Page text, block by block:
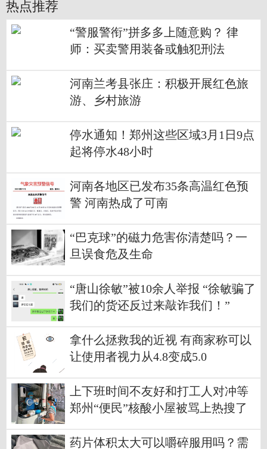
热点推荐
“警服警衔”拼多多上随意购？ 律
师：买卖警用装备或触犯刑法
河南兰考县张庄：积极开展红色旅
游、乡村旅游
停水通知！郑州这些区域3月1日9点
起将停水48小时
河南各地区已发布35条高温红色预
警 河南热成了可南
“巴克球”的磁力危害你清楚吗？一
旦误食危及生命
“唐山徐敏”被10余人举报 “徐敏骗了
我们的货还反过来敲诈我们！”
拿什么拯救我的近视 有商家称可以
让使用者视力从4.8变成5.0
上下班时间不友好和打工人对冲等
郑州“便民”核酸小屋被骂上热搜了
药片体积太大可以嚼碎服用吗？需